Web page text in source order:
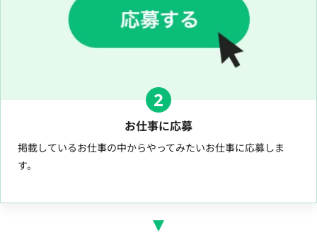
2
お仕事に応募
掲載しているお仕事の中からやってみたいお仕事に応募しま
す。